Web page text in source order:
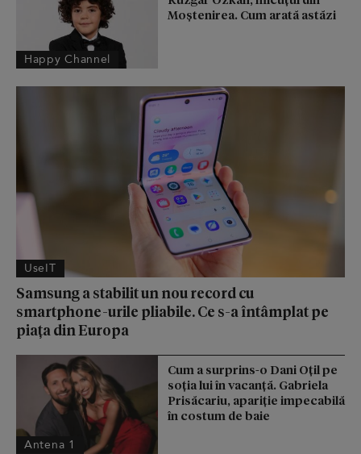
Happy Channel
Moștenirea. Cum arată astăzi
UseIT
Samsung a stabilit un nou record cu
smartphone-urile pliabile. Ce s-a întâmplat pe
piața din Europa
Antena 1
Cum a surprins-o Dani Oțil pe
soția lui în vacanță. Gabriela
Prisăcariu, apariție impecabilă
în costum de baie